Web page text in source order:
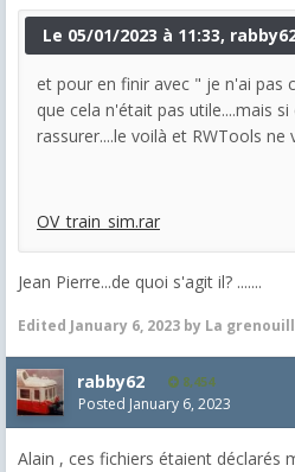
Le 05/01/2023 à 11:33,
et pour en finir avec " je n'ai pas
que cela n'était pas utile....mais
rassurer....le voilà et RWTools ne
OV_train_sim.rar
Jean Pierre...de quoi s'agit il? .......
Edited January 6, 2023 by La
rabby62 8,454
Posted January 6, 2023
Alain , ces fichiers étaient déclarés